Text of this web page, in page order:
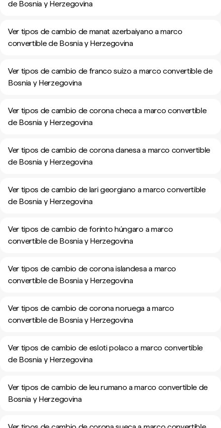
de Bosnia y Herzegovina
Ver tipos de cambio de manat azerbaiyano a marco
convertible de Bosnia y Herzegovina
Ver tipos de cambio de franco suizo a marco convertible de
Bosnia y Herzegovina
Ver tipos de cambio de corona checa a marco convertible
de Bosnia y Herzegovina
Ver tipos de cambio de corona danesa a marco convertible
de Bosnia y Herzegovina
Ver tipos de cambio de lari georgiano a marco convertible
de Bosnia y Herzegovina
Ver tipos de cambio de forinto húngaro a marco
convertible de Bosnia y Herzegovina
Ver tipos de cambio de corona islandesa a marco
convertible de Bosnia y Herzegovina
Ver tipos de cambio de corona noruega a marco
convertible de Bosnia y Herzegovina
Ver tipos de cambio de esloti polaco a marco convertible
de Bosnia y Herzegovina
Ver tipos de cambio de leu rumano a marco convertible de
Bosnia y Herzegovina